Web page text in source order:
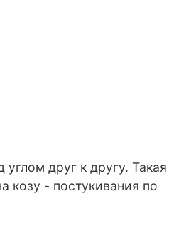
друг к другу. Такая
козу - постукивания по